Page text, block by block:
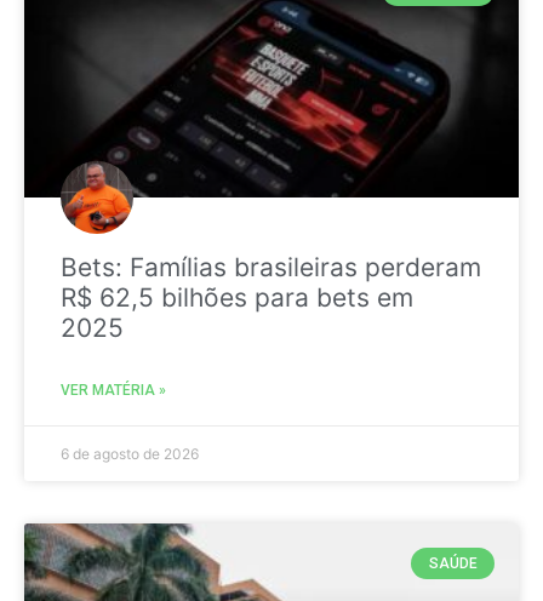
Bets: Famílias brasileiras perderam
R$ 62,5 bilhões para bets em
2025
VER MATÉRIA »
6 de agosto de 2026
SAÚDE